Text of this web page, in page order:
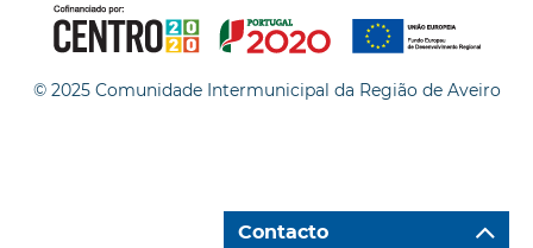
© 2025 Comunidade Intermunicipal da Região de Aveiro
Contacto